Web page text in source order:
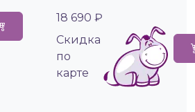
18 690 ₽
Cкидка
по
карте